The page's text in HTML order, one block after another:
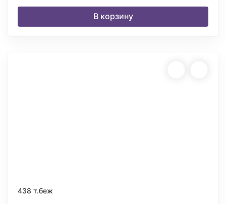
В корзину
438 т.беж